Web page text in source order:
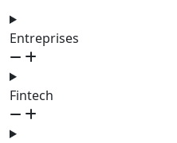
Entreprises
Fintech